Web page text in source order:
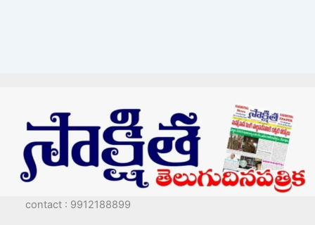
contact : 9912188899